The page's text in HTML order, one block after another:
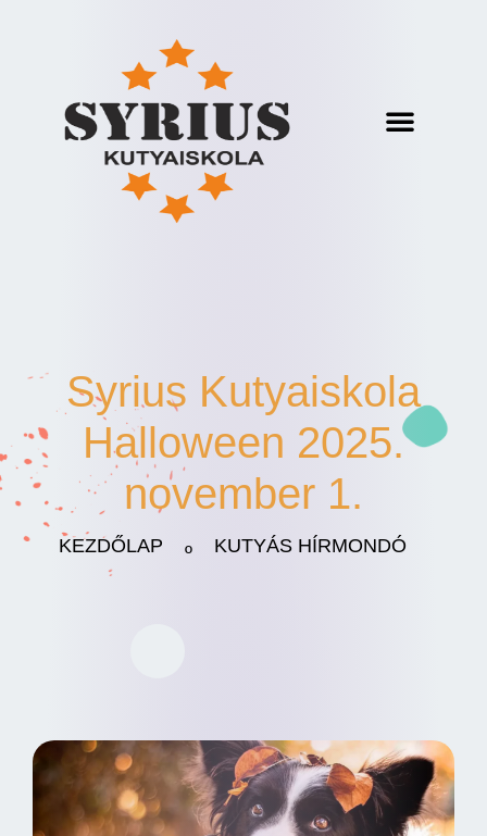
Syrius Kutyaiskola
Halloween 2025.
november 1.
KEZDŐLAP º KUTYÁS HÍRMONDÓ